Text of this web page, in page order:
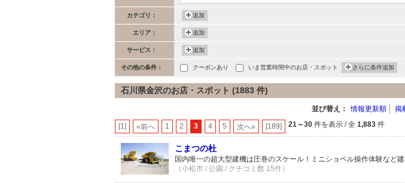
カテゴリ： 追加
エリア： 追加
サービス： 追加
その他の条件： クーポンあり いま営業時間中のお店・スポット さらに条件追加
石川県金沢のお店・スポット (1883 件)
並び替え： 情報更新順 掲
[1] «前へ 1 2 3 4 5 次へ» [189] 21～30 件を表示 / 全 1,883 件
こまつの杜
国内唯一の超大型建機は圧巻のスケール！ミニショベル操作体験など
（小松市 / 公園 / クチコミ数 15件）